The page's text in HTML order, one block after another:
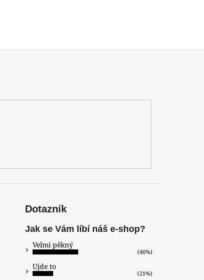
Dotazník
Jak se Vám líbí náš e-shop?
Velmi pěkný
(46%)
Ujde to
(21%)